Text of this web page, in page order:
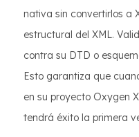
nativa sin convertirlos a
estructural del XML.
contra su DTD o
Esto garantiza que
en su proyecto Oxygen
tendrá éxito la primera